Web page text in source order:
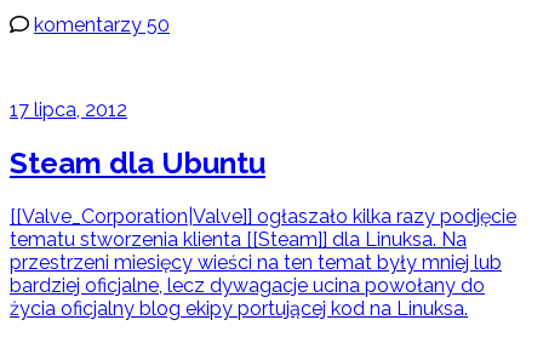
komentarzy 50
17 lipca, 2012
Steam dla Ubuntu
[[Valve_Corporation|Valve]] ogłaszało kilka razy podjęcie
tematu stworzenia klienta [[Steam]] dla Linuksa. Na
przestrzeni miesięcy wieści na ten temat były mniej lub
bardziej oficjalne, lecz dywagacje ucina powołany do
życia oficjalny blog ekipy portującej kod na Linuksa.